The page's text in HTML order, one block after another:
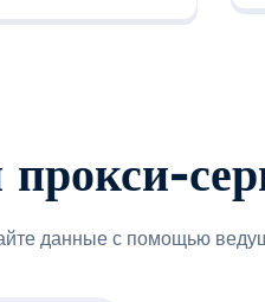
данные с помощью